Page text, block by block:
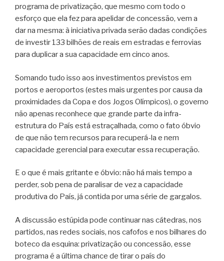
programa de privatização, que mesmo com todo o
esforço que ela fez para apelidar de concessão, vem a
dar na mesma: à iniciativa privada serão dadas condições
de investir 133 bilhões de reais em estradas e ferrovias
para duplicar a sua capacidade em cinco anos.
Somando tudo isso aos investimentos previstos em
portos e aeroportos (estes mais urgentes por causa da
proximidades da Copa e dos Jogos Olímpicos), o governo
não apenas reconhece que grande parte da infra-
estrutura do País está estraçalhada, como o fato óbvio
de que não tem recursos para recuperá-la e nem
capacidade gerencial para executar essa recuperação.
E o que é mais gritante e óbvio: não há mais tempo a
perder, sob pena de paralisar de vez a capacidade
produtiva do País, já contida por uma série de gargalos.
A discussão estúpida pode continuar nas cátedras, nos
partidos, nas redes sociais, nos cafofos e nos bilhares do
boteco da esquina: privatização ou concessão, esse
programa é a última chance de tirar o país do